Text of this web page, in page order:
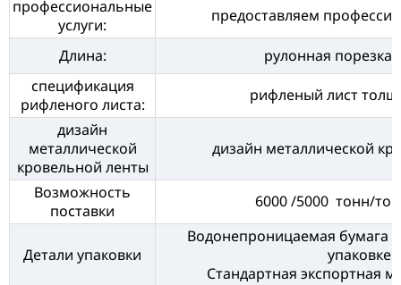
профессиональные
услуги:
предоставляем
Длина:
рулонная порезка
спецификация
рифленого листа:
рифленый лист
дизайн
металлической
кровельной ленты
дизайн металлической
Возможность
поставки
6000 /5000 тонн/
Детали упаковки
Водонепроницаемая бумага
упаковке.
Стандартная экспортная